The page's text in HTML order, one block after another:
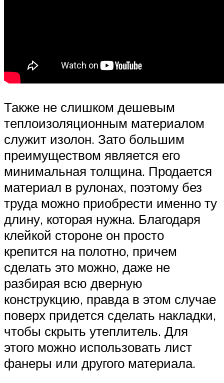
Также не слишком дешевым
теплоизоляционным материалом
служит изолон. Зато большим
преимуществом является его
минимальная толщина. Продается
материал в рулонах, поэтому без
труда можно приобрести именно ту
длину, которая нужна. Благодаря
клейкой стороне он просто
крепится на полотно, причем
сделать это можно, даже не
разбирая всю дверную
конструкцию, правда в этом случае
поверх придется сделать накладки,
чтобы скрыть утеплитель. Для
этого можно использовать лист
фанеры или другого материала.